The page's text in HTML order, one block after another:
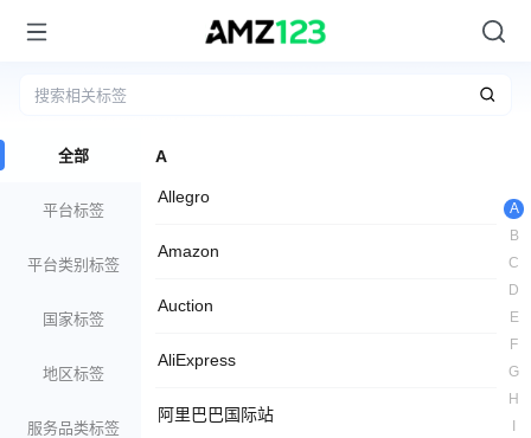
全部
平台标签
平台类别标签
国家标签
地区标签
服务品类标签
A
Allegro
Amazon
Auction
AliExpress
阿里巴巴国际站
A
B
C
D
E
F
G
H